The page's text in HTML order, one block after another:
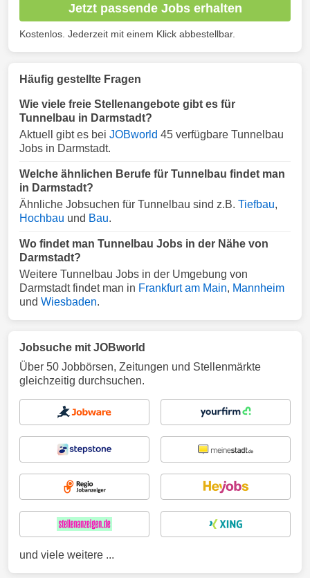
Jetzt passende Jobs erhalten
Kostenlos. Jederzeit mit einem Klick abbestellbar.
Häufig gestellte Fragen
Wie viele freie Stellenangebote gibt es für
Tunnelbau in Darmstadt?
Aktuell gibt es bei JOBworld 45 verfügbare Tunnelbau
Jobs in Darmstadt.
Welche ähnlichen Berufe für Tunnelbau findet man
in Darmstadt?
Ähnliche Jobsuchen für Tunnelbau sind z.B. Tiefbau,
Hochbau und Bau.
Wo findet man Tunnelbau Jobs in der Nähe von
Darmstadt?
Weitere Tunnelbau Jobs in der Umgebung von
Darmstadt findet man in Frankfurt am Main, Mannheim
und Wiesbaden.
Jobsuche mit JOBworld
Über 50 Jobbörsen, Zeitungen und Stellenmärkte
gleichzeitig durchsuchen.
und viele weitere ...